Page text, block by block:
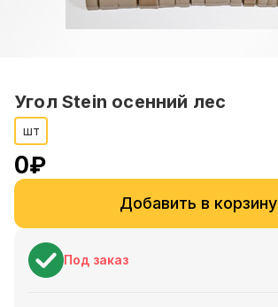
Угол Stein осенний лес
шт
0₽
Добавить в корзину
Под заказ